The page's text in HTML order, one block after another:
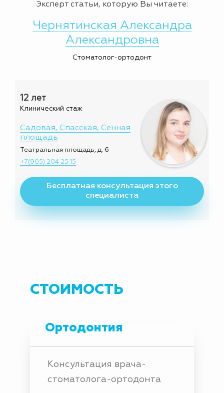
Эксперт статьи, которую Вы читаете:
Чернятинская Александра
Александровна
Стоматолог-ортодонт
12 лет
Клинический стаж
Садовая, Спасская, Сенная
площадь
Театральная площадь, д. 6
+7(905) 204 25 15
Бесплатная консультация этого
специалиста
СТОИМОСТЬ
Ортодонтия
Консультация врача-
стоматолога-ортодонта